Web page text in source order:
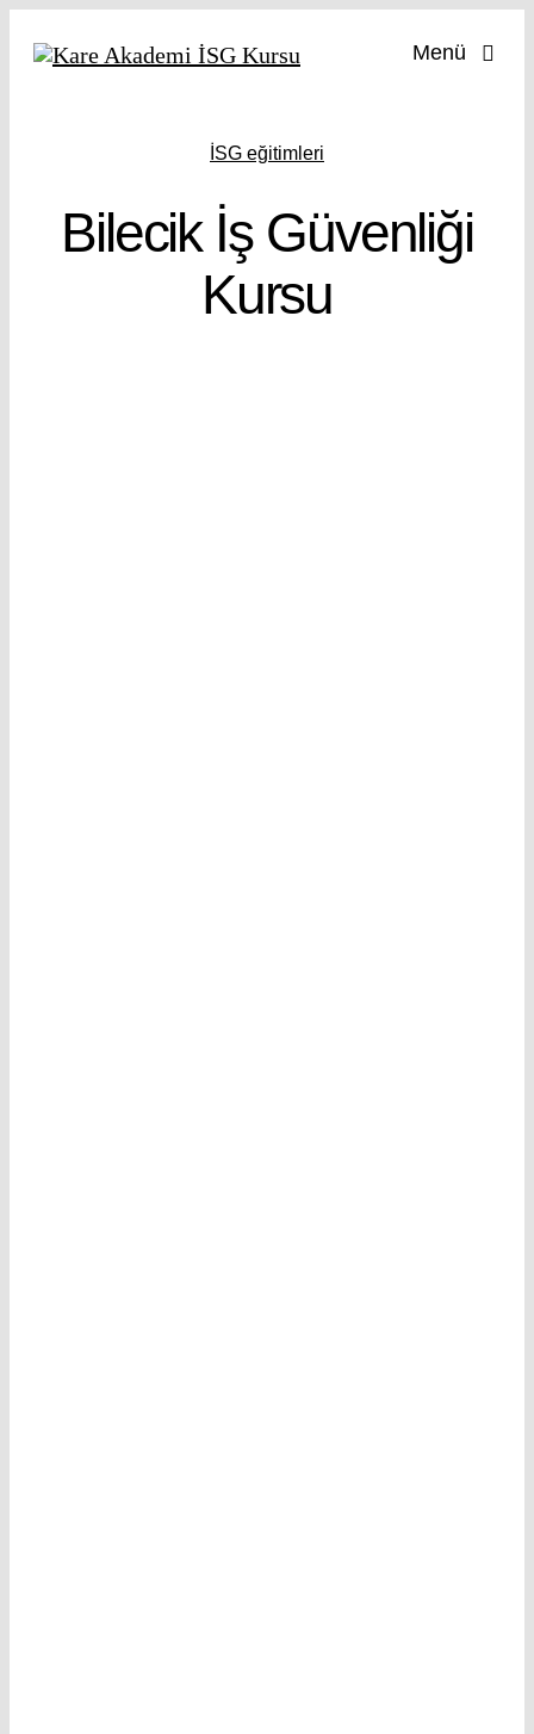
Menü
İSG eğitimleri
Bilecik İş Güvenliği
Kursu